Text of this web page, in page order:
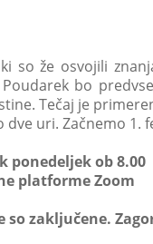
so že osvojili
bo
Tečaj je
uri. Začnemo 1.
ponedeljek ob 8.00
platforme Zoom
zaključene.